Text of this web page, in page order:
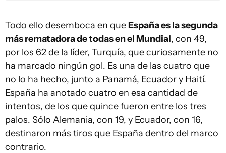
Todo ello desemboca en que España es la segunda
más rematadora de todas en el Mundial, con 49,
por los 62 de la líder, Turquía, que curiosamente no
ha marcado ningún gol. Es una de las cuatro que
no lo ha hecho, junto a Panamá, Ecuador y Haití.
España ha anotado cuatro en esa cantidad de
intentos, de los que quince fueron entre los tres
palos. Sólo Alemania, con 19, y Ecuador, con 16,
destinaron más tiros que España dentro del marco
contrario.